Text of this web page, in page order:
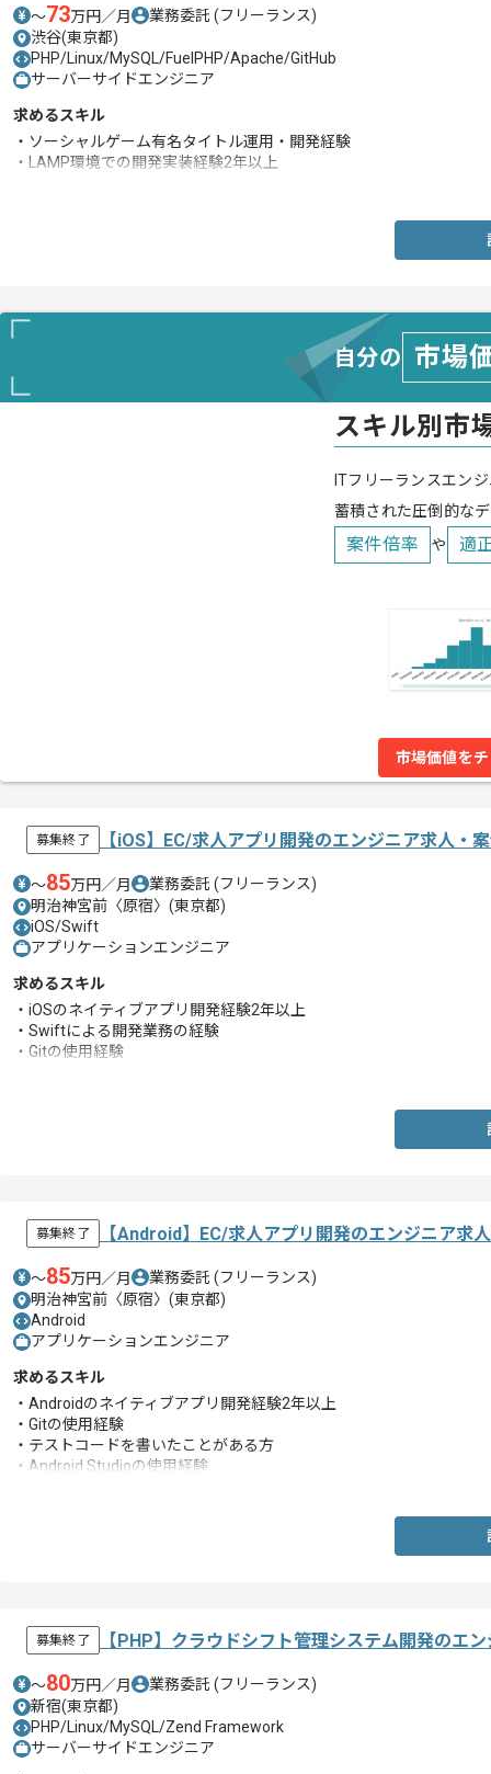
〜73万円／月 業務委託 (フリーランス)
渋谷(東京都)
PHP/Linux/MySQL/FuelPHP/Apache/GitHub
サーバーサイドエンジニア
求めるスキル
・ソーシャルゲーム有名タイトル運用・開発経験
・LAMP環境での開発実装経験2年以上
自分の 市場
スキル別市
ITフリーランスエン
蓄積された圧倒的な
案件倍率 や 適
市場価値を
募集終了 【iOS】EC/求人アプリ開発のエンジニア求人・
〜85万円／月 業務委託 (フリーランス)
明治神宮前〈原宿〉(東京都)
iOS/Swift
アプリケーションエンジニア
求めるスキル
・iOSのネイティブアプリ開発経験2年以上
・Swiftによる開発業務の経験
・Gitの使用経験
募集終了 【Android】EC/求人アプリ開発のエンジニア求
〜85万円／月 業務委託 (フリーランス)
明治神宮前〈原宿〉(東京都)
Android
アプリケーションエンジニア
求めるスキル
・Androidのネイティブアプリ開発経験2年以上
・Gitの使用経験
・テストコードを書いたことがある方
・Android Studioの使用経験
募集終了 【PHP】クラウドシフト管理システム開発のエ
〜80万円／月 業務委託 (フリーランス)
新宿(東京都)
PHP/Linux/MySQL/Zend Framework
サーバーサイドエンジニア